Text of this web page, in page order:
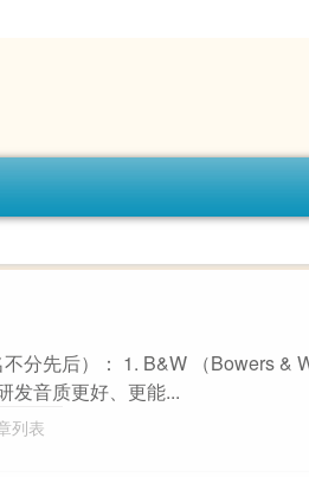
分先后）： 1. B&W （Bowers &
发音质更好、更能...
列表